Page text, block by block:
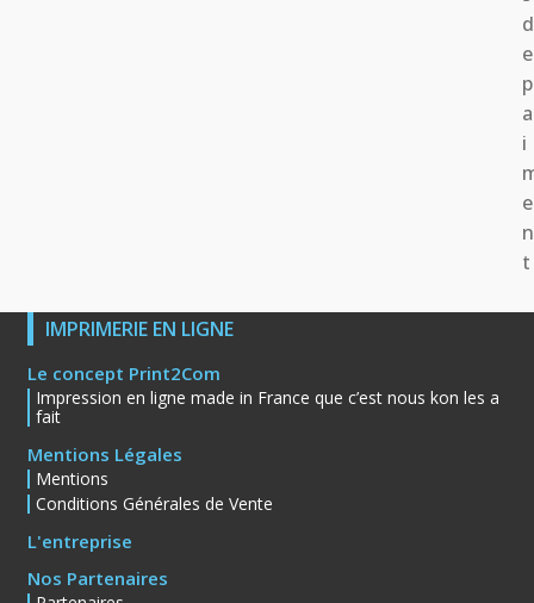
d
e
p
a
i
e
n
t
IMPRIMERIE EN LIGNE
Le concept Print2Com
Impression en ligne made in France que c’est nous kon les a
fait
Mentions Légales
Mentions
Conditions Générales de Vente
L'entreprise
Nos Partenaires